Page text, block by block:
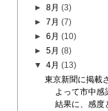
►8月 (3)
►7月 (7)
►6月 (10)
►5月 (8)
▼ 4月 (13)
東京新聞に掲載
よって市中感
結果に、感度